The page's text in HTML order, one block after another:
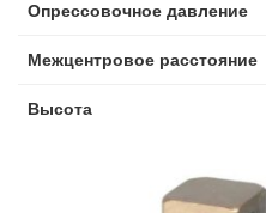
Опрессовочное давление
Межцентровое расстояние
Высота